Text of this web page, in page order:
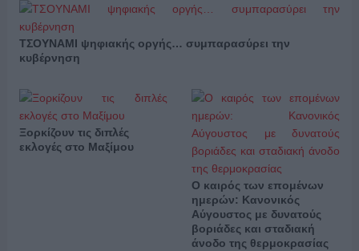
ΤΣΟΥΝΑΜΙ ψηφιακής οργής… συμπαρασύρει την
κυβέρνηση
Ξορκίζουν τις διπλές
εκλογές στο Μαξίμου
Ο καιρός των επομένων
ημερών: Κανονικός
Αύγουστος με δυνατούς
βοριάδες και σταδιακή
άνοδο της θερμοκρασίας